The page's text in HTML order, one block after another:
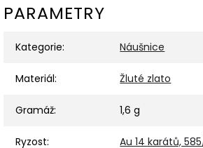
PARAMETRY
Kategorie: Náušnice
Materiál: Žluté zlato
Gramáž: 1,6 g
Ryzost: Au 14 karátů,